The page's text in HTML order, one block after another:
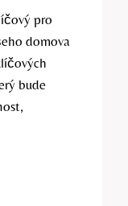
pro
domova
bude‌